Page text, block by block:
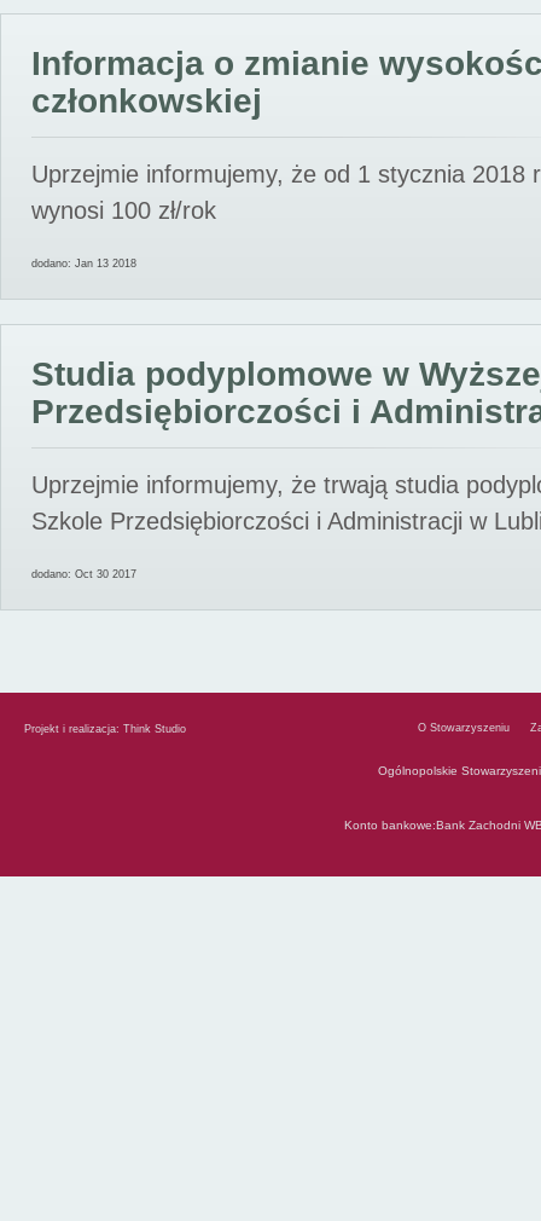
Informacja o zmianie
członkowskiej
Uprzejmie informujemy, że od 1 stycznia 2018
wynosi 100 zł/rok
dodano: Jan 13 2018
Studia podyplomowe w
Przedsiębiorczości i
Uprzejmie informujemy, że trwają studia
Szkole Przedsiębiorczości i Administracji w
dodano: Oct 30 2017
Projekt i realizacja: Think Studio O Stowarzyszeniu
Ogólnopolskie
Konto bankowe:Bank Zachodni